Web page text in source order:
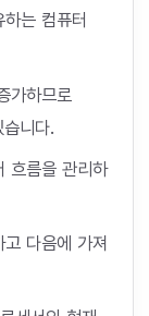
는 컴퓨터
가하므로
니다.
흐름을 관리하
다음에 가져